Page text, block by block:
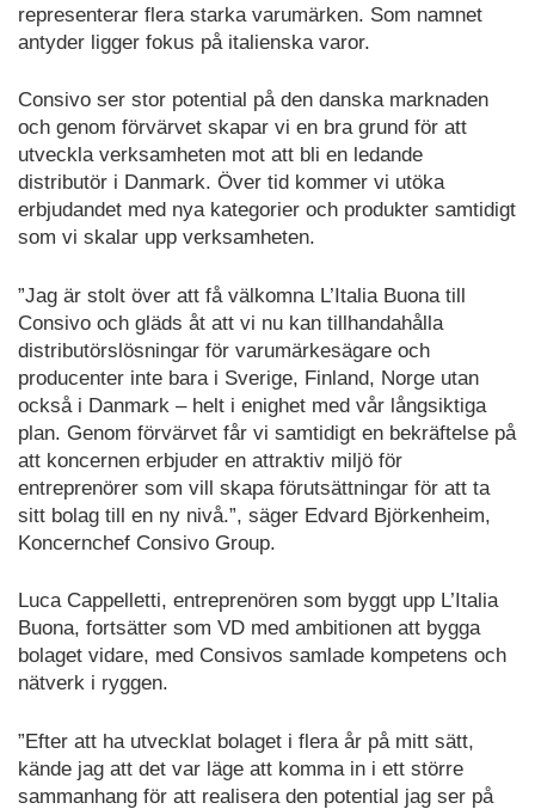
representerar flera starka varumärken. Som namnet
antyder ligger fokus på italienska varor.
Consivo ser stor potential på den danska marknaden
och genom förvärvet skapar vi en bra grund för att
utveckla verksamheten mot att bli en ledande
distributör i Danmark. Över tid kommer vi utöka
erbjudandet med nya kategorier och produkter samtidigt
som vi skalar upp verksamheten.
”Jag är stolt över att få välkomna L’Italia Buona till
Consivo och gläds åt att vi nu kan tillhandahålla
distributörslösningar för varumärkesägare och
producenter inte bara i Sverige, Finland, Norge utan
också i Danmark – helt i enighet med vår långsiktiga
plan. Genom förvärvet får vi samtidigt en bekräftelse på
att koncernen erbjuder en attraktiv miljö för
entreprenörer som vill skapa förutsättningar för att ta
sitt bolag till en ny nivå.”, säger Edvard Björkenheim,
Koncernchef Consivo Group.
Luca Cappelletti, entreprenören som byggt upp L’Italia
Buona, fortsätter som VD med ambitionen att bygga
bolaget vidare, med Consivos samlade kompetens och
nätverk i ryggen.
”Efter att ha utvecklat bolaget i flera år på mitt sätt,
kände jag att det var läge att komma in i ett större
sammanhang för att realisera den potential jag ser på